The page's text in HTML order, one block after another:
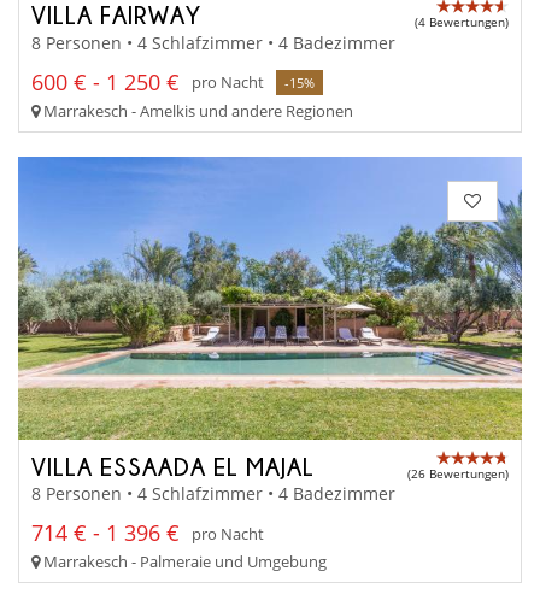
VILLA FAIRWAY (4 Bewertungen)
8 Personen • 4 Schlafzimmer • 4 Badezimmer
600 € - 1 250 € pro Nacht -15%
Marrakesch - Amelkis und andere Regionen
VILLA ESSAADA EL MAJAL (26 Bewertungen)
8 Personen • 4 Schlafzimmer • 4 Badezimmer
714 € - 1 396 €
pro Nacht
Marrakesch - Palmeraie und Umgebung